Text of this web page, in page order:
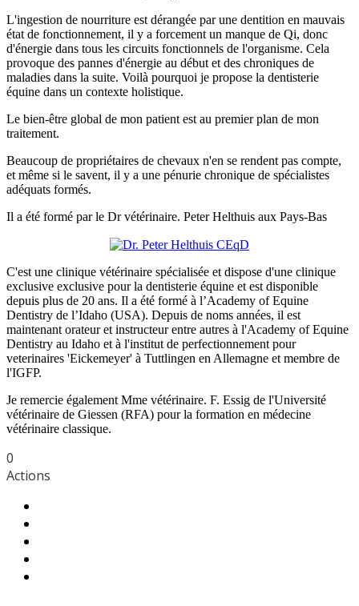
L'ingestion de nourriture est dérangée par une dentition en mauvais
état de fonctionnement, il y a forcement un manque de Qi, donc
d'énergie dans tous les circuits fonctionnels de l'organisme. Cela
provoque des pannes d'énergie au début et des chroniques de
maladies dans la suite. Voilà pourquoi je propose la dentisterie
équine dans un contexte holistique.
Le bien-être global de mon patient est au premier plan de mon
traitement.
Beaucoup de propriétaires de chevaux n'en se rendent pas compte,
et même si le savent, il y a une pénurie chronique de spécialistes
adéquats formés.
Il a été formé par le Dr vétérinaire. Peter Helthuis aux Pays-Bas
C'est une clinique vétérinaire spécialisée et dispose d'une clinique
exclusive exclusive pour la dentisterie équine et est disponible
depuis plus de 20 ans. Il a été formé à l’Academy of Equine
Dentistry de l’Idaho (USA). Depuis de noms années, il est
maintenant orateur et instructeur entre autres à l'Academy of Equine
Dentistry au Idaho et à l'institut de perfectionnement pour
veterinaires 'Eickemeyer' à Tuttlingen en Allemagne et membre de
l'IGFP.
Je remercie également Mme vétérinaire. F. Essig de l'Université
vétérinaire de Giessen (RFA) pour la formation en médecine
vétérinaire classique.
0
Actions